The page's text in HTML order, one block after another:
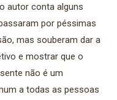
autor conta alguns
por péssimas
mas souberam dar a
e mostrar que o
não é um
a todas as pessoas